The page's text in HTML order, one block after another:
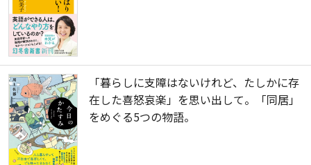
「暮らしに支障はないけれど、たしかに存
在した喜怒哀楽」を思い出して。「同居」
をめぐる5つの物語。